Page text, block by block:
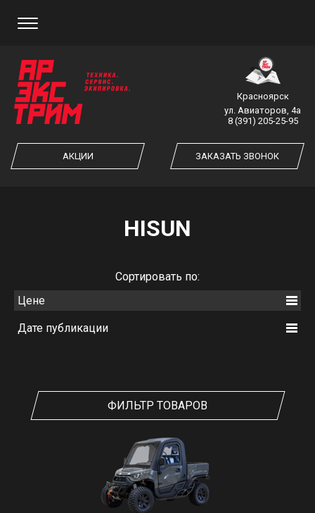
АКЦИИ
Красноярск
ул. Авиаторов, 4а
8 (391) 205-25-95
ЗАКАЗАТЬ ЗВОНОК
ЗАКАЗ ОБРАТНОГО ЗВОНКА
ЗАКАЗАТЬ ЗВОНОК
HISUN
Cортировать по:
Цене
Дате публикации
ФИЛЬТР ТОВАРОВ